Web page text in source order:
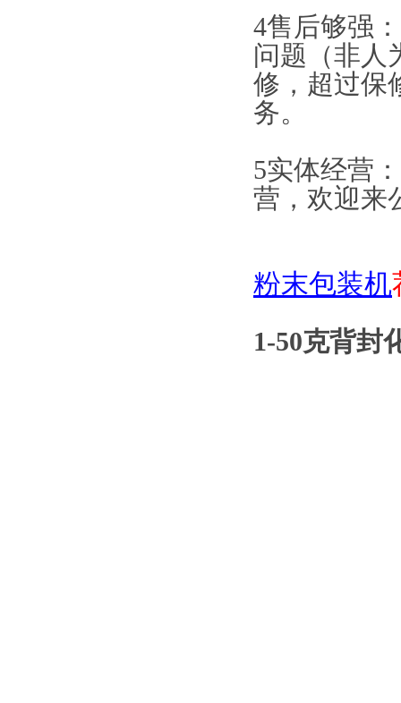
4售后够强
问题（非人
修，超过保
务。
5实体经营
营，欢迎来
粉末包装机
1-50克背封